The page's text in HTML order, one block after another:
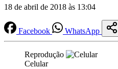
18 de abril de 2018 às 13:04
Facebook WhatsApp
Reprodução
Celular